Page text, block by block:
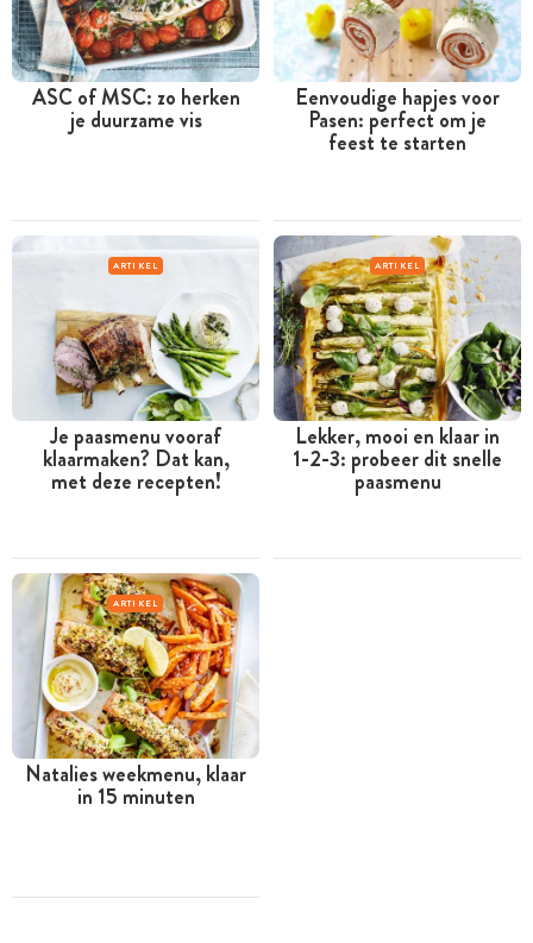
ASC of MSC: zo herken
je duurzame vis
Eenvoudige hapjes voor
Pasen: perfect om je
feest te starten
ARTIKEL
Je paasmenu vooraf
klaarmaken? Dat kan,
met deze recepten!
ARTIKEL
Lekker, mooi en klaar in
1-2-3: probeer dit snelle
paasmenu
ARTIKEL
Natalies weekmenu, klaar
in 15 minuten